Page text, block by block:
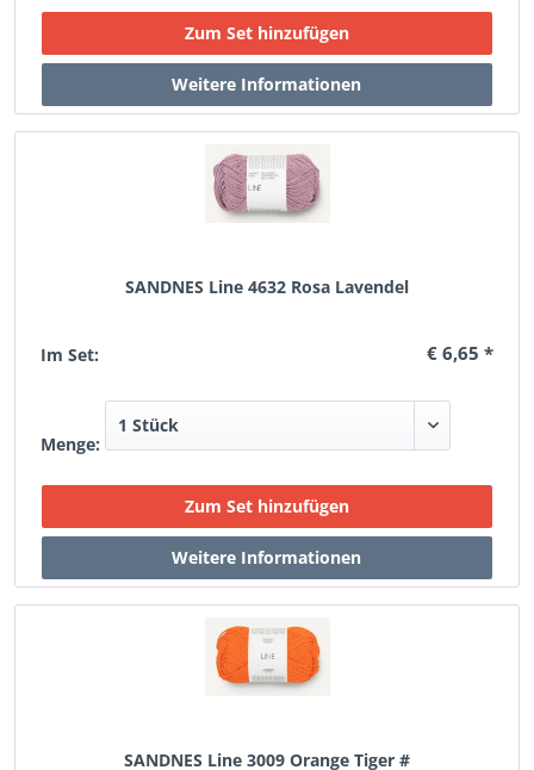
SANDNES Line 4632 Rosa Lavendel
Im Set: € 6,65 *
Menge:
SANDNES Line 3009 Orange Tiger #